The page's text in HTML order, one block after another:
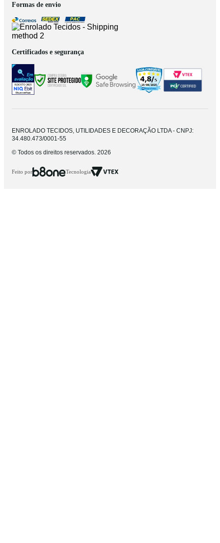
Formas de envio
Certificados e segurança
ENROLADO TECIDOS, UTILIDADES E DECORAÇÃO LTDA - CNPJ:
34.480.473/0001-55
© Todos os direitos reservados. 2026
Feito por Tecnologia